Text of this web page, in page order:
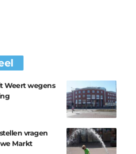
Weert wegens
vragen
Markt